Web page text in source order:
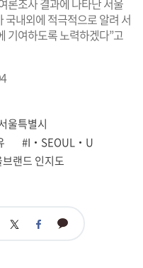
국내외에 적극적으로 알려 서
기여하도록 노력하겠다”고
울특별시
#I‧SEOUL‧U
랜드 인지도
트 페 카